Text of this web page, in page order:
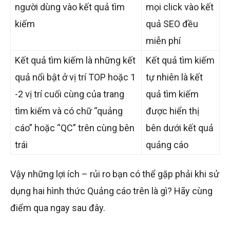
người dùng vào kết quả tìm
kiếm
mọi click vào kết
quả SEO đều
miễn phí
Kết quả tìm kiếm là những kết
quả nổi bật ở vị trí TOP hoặc 1
-2 vị trí cuối cùng của trang
tìm kiếm và có chữ “quảng
cáo” hoặc “QC” trên cùng bên
trái
Kết quả tìm kiếm
tự nhiên là kết
quả tìm kiếm
được hiển thị
bên dưới kết quả
quảng cáo
Vậy những lợi ích – rủi ro bạn có thể gặp phải khi sử
dụng hai hình thức Quảng cáo trên là gì? Hãy cùng
điểm qua ngay sau đây.